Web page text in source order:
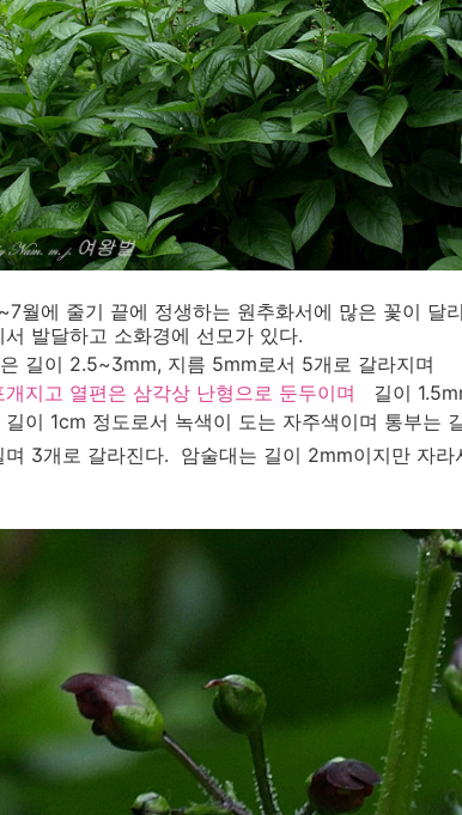
월에 줄기 끝에 정생하는 원추화서에 많은 꽃이 달
서 발달하고 소화경에 선모가 있다.
길이 2.5~3mm, 지름 5mm로서 5개로 갈라지며
개지고 열편은 삼각상 난형으로 둔두이며 길이
길이 1cm 정도로서 녹색이 도는 자주색이며 통부는
며 3개로 갈라진다. 암술대는 길이 2mm이지만 자